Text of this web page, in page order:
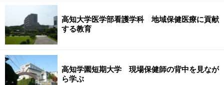
高知大学医学部看護学科 地域保健医療に貢献
する教育
高知学園短期大学 現場保健師の背中を見なが
ら学ぶ